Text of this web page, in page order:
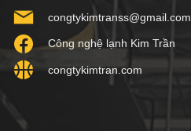
congtykimtranss@gmail.com
Công nghệ lạnh Kim Trần
congtykimtran.com